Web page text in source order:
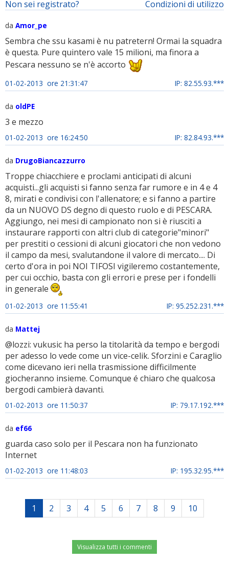
Condizioni di utilizzo
Non sei registrato?
da Amor_pe
Sembra che ssu kasami è nu patretern! Ormai la squadra
è questa. Pure quintero vale 15 milioni, ma finora a
Pescara nessuno se n'è accorto
01-02-2013 ore 21:31:47 IP: 82.55.93.***
da oldPE
3 e mezzo
01-02-2013 ore 16:24:50 IP: 82.84.93.***
da DrugoBiancazzurro
Troppe chiacchiere e proclami anticipati di alcuni
acquisti...gli acquisti si fanno senza far rumore e in 4 e 4
8, mirati e condivisi con l'allenatore; e si fanno a partire
da un NUOVO DS degno di questo ruolo e di PESCARA.
Aggiungo, nei mesi di campionato non si è riusciti a
instaurare rapporti con altri club di categorie"minori"
per prestiti o cessioni di alcuni giocatori che non vedono
il campo da mesi, svalutandone il valore di mercato.... Di
certo d'ora in poi NOI TIFOSI vigileremo costantemente,
per cui occhio, basta con gli errori e prese per i fondelli
in generale
01-02-2013 ore 11:55:41 IP: 95.252.231.***
da Mattej
@lozzi: vukusic ha perso la titolarità da tempo e bergodi
per adesso lo vede come un vice-celik. Sforzini e Caraglio
come dicevano ieri nella trasmissione difficilmente
giocheranno insieme. Comunque é chiaro che qualcosa
bergodi cambierà davanti.
01-02-2013 ore 11:50:37 IP: 79.17.192.***
da ef66
guarda caso solo per il Pescara non ha funzionato
Internet
01-02-2013 ore 11:48:03 IP: 195.32.95.***
1 2 3 4 5 6 7 8 9 10
Visualizza tutti i commenti